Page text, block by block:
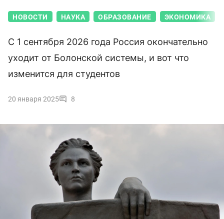
НОВОСТИ НАУКА ОБРАЗОВАНИЕ ЭКОНОМИКА
С 1 сентября 2026 года Россия окончательно
уходит от Болонской системы, и вот что
изменится для студентов
20 января 2025 8